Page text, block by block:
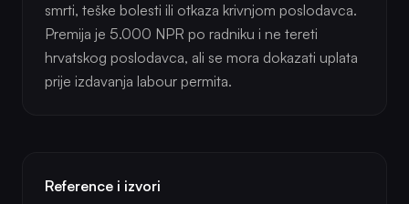
smrti, teške bolesti ili otkaza krivnjom poslodavca.
Premija je 5.000 NPR po radniku i ne tereti
hrvatskog poslodavca, ali se mora dokazati uplata
prije izdavanja labour permita.
Reference i izvori